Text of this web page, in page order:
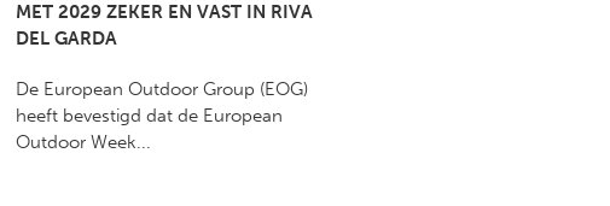
MET 2029 ZEKER EN VAST IN RIVA
DEL GARDA
De European Outdoor Group (EOG)
heeft bevestigd dat de European
Outdoor Week...